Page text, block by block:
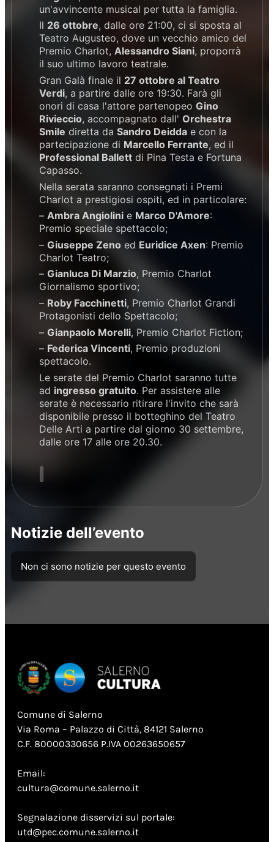
un'avvincente musical per tutta la famiglia.
Il 26 ottobre, dalle ore 21:00, ci si sposta al
Teatro Augusteo, dove un vecchio amico del
Premio Charlot, Alessandro Siani, proporrà
il suo ultimo lavoro teatrale.
Gran Galà finale il 27 ottobre al Teatro
Verdi, a partire dalle ore 19:30. Farà gli
onori di casa l'attore partenopeo Gino
Rivieccio, accompagnato dall' Orchestra
Smile diretta da Sandro Deidda e con la
partecipazione di Marcello Ferrante, ed il
Professional Ballett di Pina Testa e Fortuna
Capasso.
Nella serata saranno consegnati i Premi
Charlot a prestigiosi ospiti, ed in particolare:
– Ambra Angiolini e Marco D'Amore:
Premio speciale spettacolo;
– Giuseppe Zeno ed Euridice Axen: Premio
Charlot Teatro;
– Gianluca Di Marzio, Premio Charlot
Giornalismo sportivo;
– Roby Facchinetti, Premio Charlot Grandi
Protagonisti dello Spettacolo;
– Gianpaolo Morelli, Premio Charlot Fiction;
– Federica Vincenti, Premio produzioni
spettacolo.
Le serate del Premio Charlot saranno tutte
ad ingresso gratuito. Per assistere alle
serate è necessario ritirare l'invito che sarà
disponibile presso il botteghino del Teatro
Delle Arti a partire dal giorno 30 settembre,
dalle ore 17 alle ore 20.30.
Notizie dell’evento
Non ci sono notizie per questo evento
Comune di Salerno
Via Roma – Palazzo di Città, 84121 Salerno
C.F. 80000330656 P.IVA 00263650657
Email:
cultura@comune.salerno.it
Segnalazione disservizi sul portale:
utd@pec.comune.salerno.it